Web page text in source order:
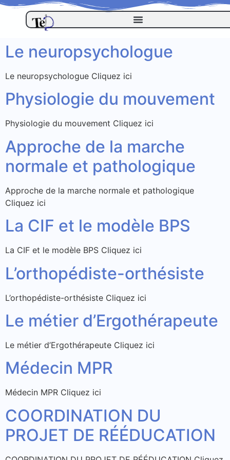
Le neuropsychologue
Le neuropsychologue Cliquez ici
Physiologie du mouvement
Physiologie du mouvement Cliquez ici
Approche de la marche
normale et pathologique
Approche de la marche normale et pathologique
Cliquez ici
La CIF et le modèle BPS
La CIF et le modèle BPS Cliquez ici
L’orthopédiste-orthésiste
L’orthopédiste-orthésiste Cliquez ici
Le métier d’Ergothérapeute
Le métier d’Ergothérapeute Cliquez ici
Médecin MPR
Médecin MPR Cliquez ici
COORDINATION DU
PROJET DE RÉÉDUCATION